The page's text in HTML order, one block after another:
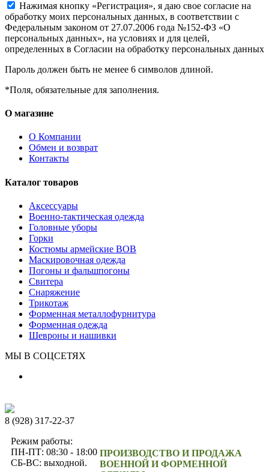
Нажимая кнопку «Регистрация», я даю свое согласие на
обработку моих персональных данных, в соответствии с
Федеральным законом от 27.07.2006 года №152-ФЗ «О
персональных данных», на условиях и для целей,
определенных в Согласии на обработку персональных данных
Пароль должен быть не менее 6 символов длиной.
*Поля, обязательные для заполнения.
О магазине
О Компании
Обмен и возврат
Контакты
Каталог товаров
Аксессуары
Военно-тактическая одежда
Головные уборы
Горки
Костюмы армейские ВОВ
Маскировочная одежда
Погоны и фальшпогоны
Свитера
Снаряжение
Трикотаж
Форменная металлофурнитура
Форменная одежда
Шевроны и нашивки
МЫ В СОЦСЕТЯХ
8 (928) 317-22-37
Режим работы:
ПН-ПТ: 08:30 - 18:00
СБ-ВС: выходной.
ПРОИЗВОДСТВО И ПРОДАЖА
ВОЕННОЙ И ФОРМЕННОЙ